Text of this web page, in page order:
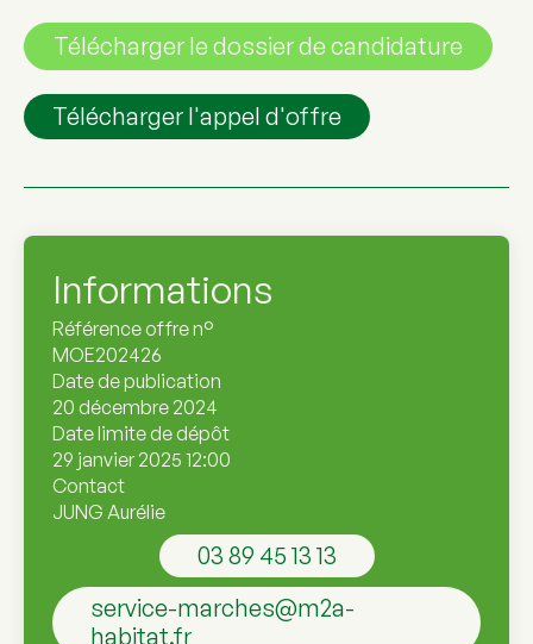
Télécharger le dossier de candidature
Télécharger l'appel d'offre
Informations
Référence offre n°
MOE202426
Date de publication
20 décembre 2024
Date limite de dépôt
29 janvier 2025 12:00
Contact
JUNG Aurélie
03 89 45 13 13
service-marches@m2a-
habitat.fr